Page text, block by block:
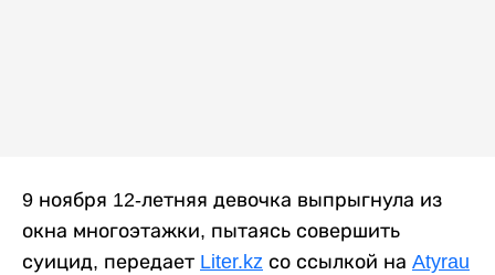
9 ноября 12-летняя девочка выпрыгнула из
окна многоэтажки, пытаясь совершить
суицид, передает Liter.kz со ссылкой на Atyrau